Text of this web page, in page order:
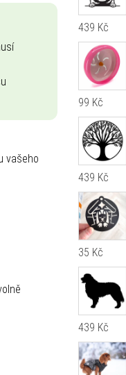
vašeho
439 Kč
99 Kč
439 Kč
35 Kč
439 Kč